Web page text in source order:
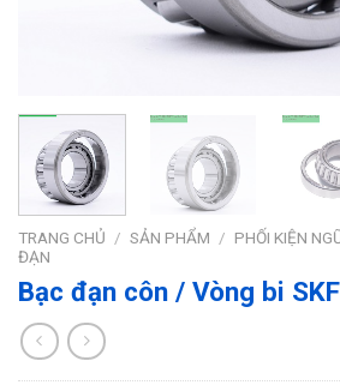
TRANG CHỦ / SẢN PHẨM / PHỐI KIỆN
ĐẠN
Bạc đạn côn / Vòng bi